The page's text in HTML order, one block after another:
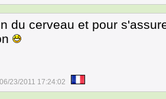
du cerveau et pour
06/23/2011 17:24:02